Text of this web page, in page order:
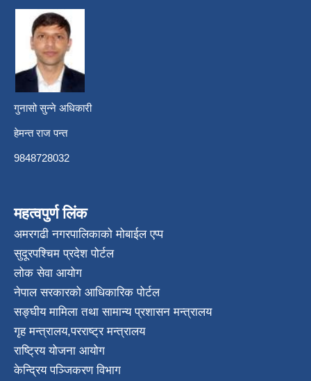
गुनासो सुन्ने अधिकारी
हेमन्त राज पन्त
9848728032
महत्वपुर्ण लिंक
अमरगढी नगरपालिकाको मोबाईल एप्प
सुदूरपश्चिम प्रदेश पोर्टल
लोक सेवा आयोग
नेपाल सरकारको आधिकारिक पोर्टल
सङ्घीय मामिला तथा सामान्य प्रशासन मन्त्रालय
गृह मन्त्रालय,परराष्ट्र मन्त्रालय
राष्ट्रिय योजना आयोग
केन्द्रिय पञ्जिकरण विभाग